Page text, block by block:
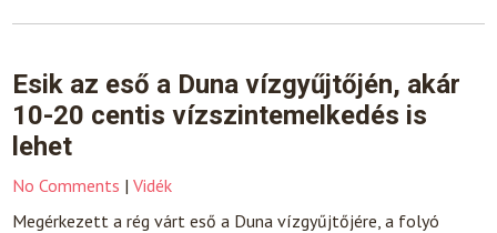
Esik az eső a Duna vízgyűjtőjén, akár
10-20 centis vízszintemelkedés is
lehet
No Comments |Vidék
Megérkezett a rég várt eső a Duna vízgyűjtőjére, a folyó